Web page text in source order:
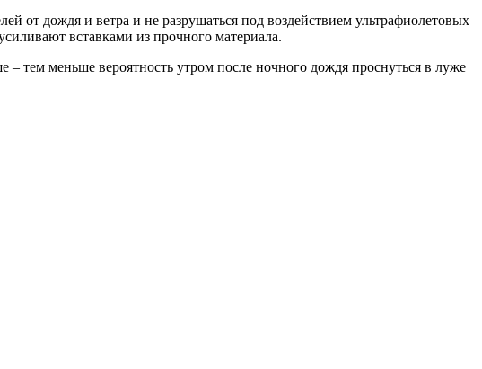
от дождя и ветра и не разрушаться под воздействием ультрафиолетовых
вставками из прочного материала.
тем меньше вероятность утром после ночного дождя проснуться в луже